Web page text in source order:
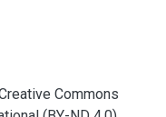
espacial, sino
en el sistema. Las
de las aguas
del fluido, donde se
en el que las tareas
the progress of
and the conflicts in
of interactions and
in order to obtain
that aim to the
Commons